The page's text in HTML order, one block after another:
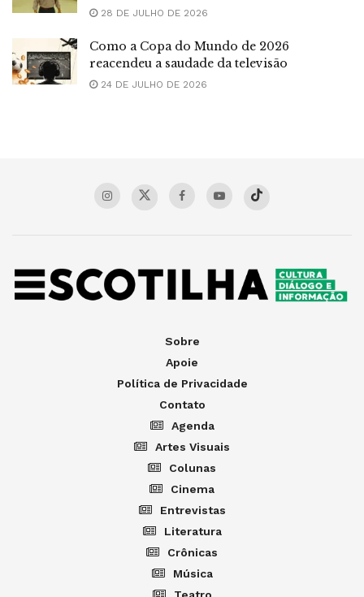
28 DE JULHO DE 2026
Como a Copa do Mundo de 2026
reacendeu a saudade da televisão
24 DE JULHO DE 2026
Sobre
Apoie
Política de Privacidade
Contato
Agenda
Artes Visuais
Colunas
Cinema
Entrevistas
Literatura
Crônicas
Música
Teatro